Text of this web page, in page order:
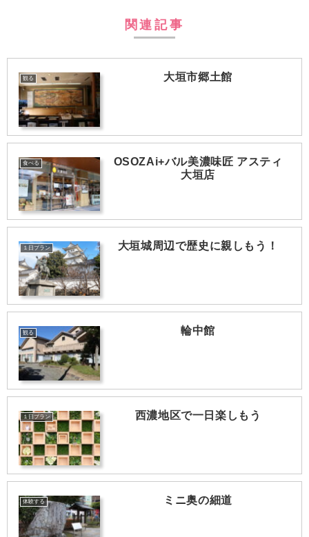
関連記事
観る 大垣市郷土館
食べる
OSOZAi+バル美濃味匠 アスティ
大垣店
１日プラン 大垣城周辺で歴史に親しもう！
観る 輪中館
１日プラン 西濃地区で一日楽しもう
体験する ミニ奥の細道